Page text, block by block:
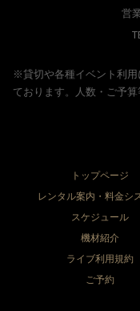
営
※貸切や各種イベント利用
ております。人数・ご予
トップページ
レンタル案内・料金シ
スケジュール
機材紹介
ライブ利用規約
ご予約